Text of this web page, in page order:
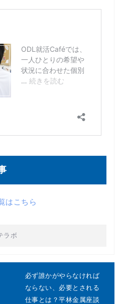
はこちら
ラボ
必ず誰かがやらなければ
ならない、必要とされる
仕事とは？平林金属座談